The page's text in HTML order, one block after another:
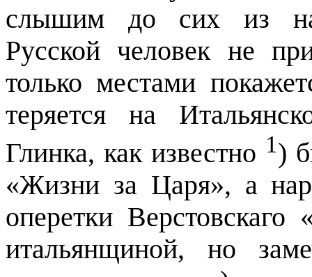
слышим до сих из
Русской человек не
только местами
теряется на
Глинка, как известно 1)
«Жизни за Царя», а
оперетки
итальянщиной, но